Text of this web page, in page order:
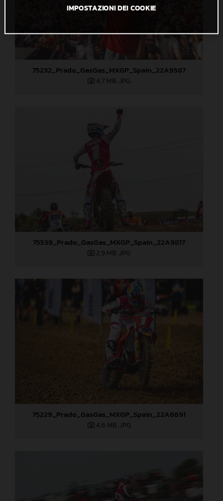
75232_Prado_GasGas_MXGP_Spain_22A9587
4,7 MB .JPG
75539_Prado_GasGas_MXGP_Spain_22A9817
2,9 MB .JPG
75229_Prado_GasGas_MXGP_Spain_22A6691
4,6 MB .JPG
IMPOSTAZIONI DEI COOKIE